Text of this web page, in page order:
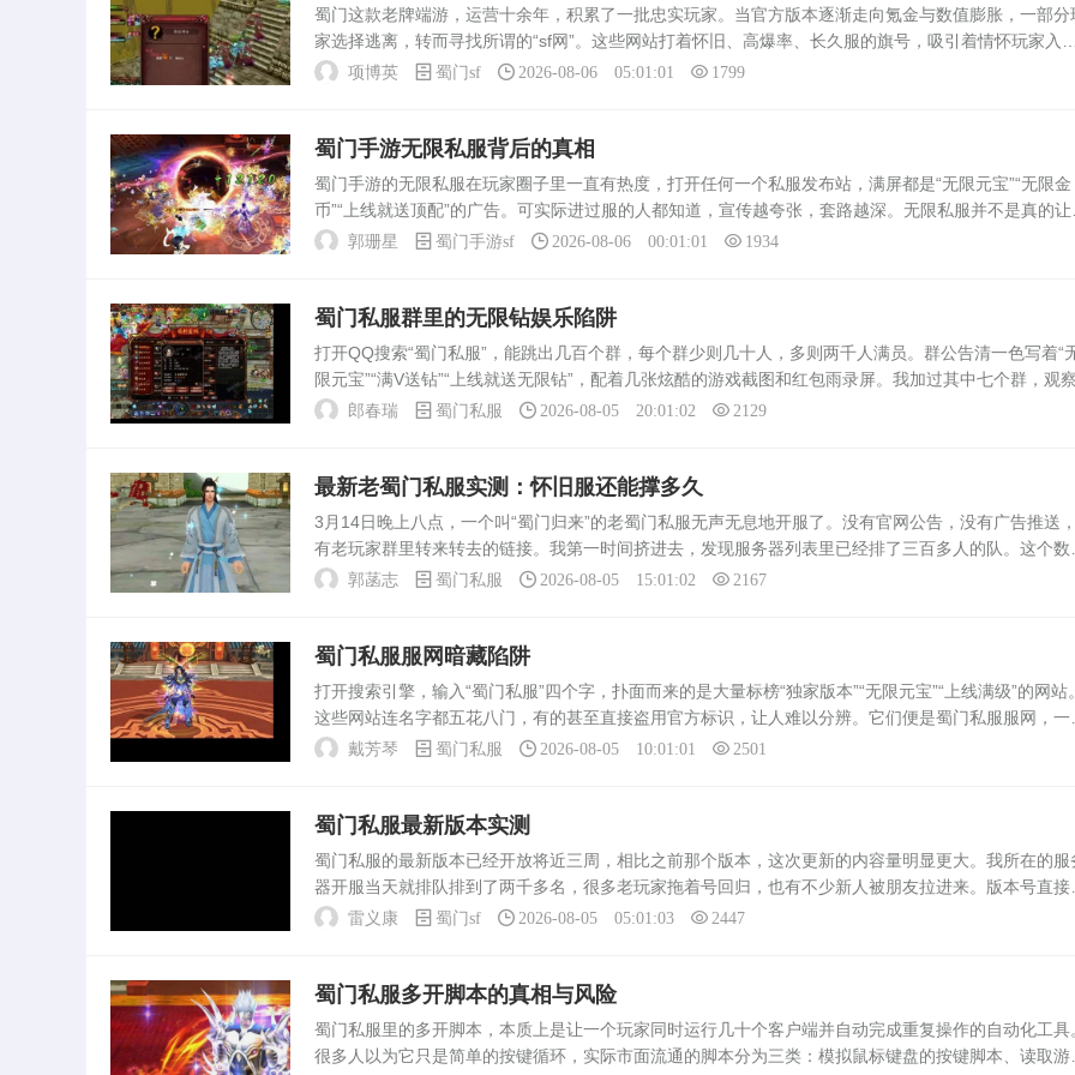
蜀门这款老牌端游，运营十余年，积累了一批忠实玩家。当官方版本逐渐走向氪金与数值膨胀，一部分
家选择逃离，转而寻找所谓的“sf网”。这些网站打着怀旧、高爆率、长久服的旗号，吸引着情怀玩家入
场。然而，蜀门sf网从来不是世外桃源，而是一场围绕数据与金钱的灰色游戏。打开任何一个蜀门sf网
项博英 蜀门sf 2026-08-06 05:01:01 1799
蜀门手游无限私服背后的真相
蜀门手游的无限私服在玩家圈子里一直有热度，打开任何一个私服发布站，满屏都是“无限元宝”“无限金
币”“上线就送顶配”的广告。可实际进过服的人都知道，宣传越夸张，套路越深。无限私服并不是真的让
家免费爽，而是把数值系统彻底改坏，用另一种方式收割时间。所谓无限元宝，其实就是私服运营者直
郭珊星 蜀门手游sf 2026-08-06 00:01:01 1934
蜀门私服群里的无限钻娱乐陷阱
打开QQ搜索“蜀门私服”，能跳出几百个群，每个群少则几十人，多则两千人满员。群公告清一色写着“
限元宝”“满V送钻”“上线就送无限钻”，配着几张炫酷的游戏截图和红包雨录屏。我加过其中七个群，观察
两个月，发现这些群根本不是玩家交流的地方，而是一个个精心布置的收费陷阱。群里最常见的模式是“
郎春瑞 蜀门私服 2026-08-05 20:01:02 2129
最新老蜀门私服实测：怀旧服还能撑多久
3月14日晚上八点，一个叫“蜀门归来”的老蜀门私服无声无息地开服了。没有官网公告，没有广告推送
有老玩家群里转来转去的链接。我第一时间挤进去，发现服务器列表里已经排了三百多人的队。这个数
差点让我以为回到了2010年。玩了一周，我把它当成一个活样本，想看看这款快二十年的游戏，换了私
郭菡志 蜀门私服 2026-08-05 15:01:02 2167
蜀门私服服网暗藏陷阱
打开搜索引擎，输入“蜀门私服”四个字，扑面而来的是大量标榜“独家版本”“无限元宝”“上线满级”的网站。
这些网站连名字都五花八门，有的甚至直接盗用官方标识，让人难以分辨。它们便是蜀门私服服网，一
游走在法律灰色地带的产业。许多玩家在这里不仅没体验到游戏乐趣，反而掉了账号，丢了钱财。私服
戴芳琴 蜀门私服 2026-08-05 10:01:01 2501
蜀门私服最新版本实测
蜀门私服的最新版本已经开放将近三周，相比之前那个版本，这次更新的内容量明显更大。我所在的服
器开服当天就排队排到了两千多名，很多老玩家拖着号回归，也有不少新人被朋友拉进来。版本号直接
1.0.6跳到了1.0.7，中间没有过渡版，看得出开发组把好几个月的改动攒到了一起。打开更新日志，最吸
雷义康 蜀门sf 2026-08-05 05:01:03 2447
蜀门私服多开脚本的真相与风险
蜀门私服里的多开脚本，本质上是让一个玩家同时运行几十个客户端并自动完成重复操作的自动化工具
很多人以为它只是简单的按键循环，实际市面流通的脚本分为三类：模拟鼠标键盘的按键脚本、读取游